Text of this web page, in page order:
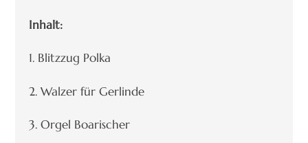
Inhalt:
1. Blitzzug Polka
2. Walzer für Gerlinde
3. Orgel Boarischer